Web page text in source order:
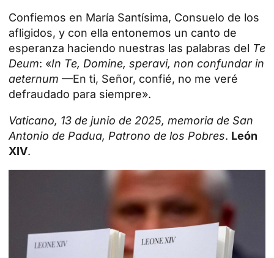
Confiemos en María Santísima, Consuelo de los
afligidos, y con ella entonemos un canto de
esperanza haciendo nuestras las palabras del Te
Deum: «In Te, Domine, speravi, non confundar in
aeternum —En ti, Señor, confié, no me veré
defraudado para siempre».
Vaticano, 13 de junio de 2025, memoria de San
Antonio de Padua, Patrono de los Pobres. León
XIV.